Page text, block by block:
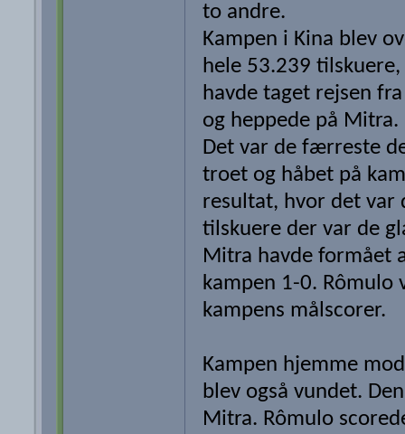
to andre.
Kampen i Kina blev
hele 53.239
havde taget rejsen
og heppede på Mitra.
Det var de færreste
troet og håbet på
resultat, hvor det var
tilskuere der var de
Mitra havde formået
kampen 1-0. Rômulo
kampens målscorer.
Kampen hjemme
blev også vundet.
Mitra. Rômulo